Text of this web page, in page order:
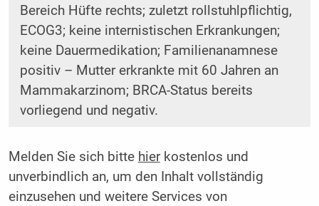
Bereich Hüfte rechts; zuletzt rollstuhlpflichtig,
ECOG3; keine internistischen Erkrankungen;
keine Dauermedikation; Familienanamnese
positiv – Mutter erkrankte mit 60 Jahren an
Mammakarzinom; BRCA-Status bereits
vorliegend und negativ.
Melden Sie sich bitte hierkostenlos und
unverbindlich an, um den Inhalt vollständig
einzusehen und weitere Services von